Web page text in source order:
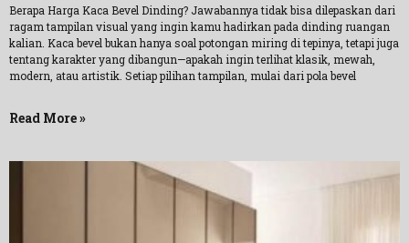
Berapa Harga Kaca Bevel Dinding? Jawabannya tidak bisa dilepaskan dari
ragam tampilan visual yang ingin kamu hadirkan pada dinding ruangan
kalian. Kaca bevel bukan hanya soal potongan miring di tepinya, tetapi juga
tentang karakter yang dibangun—apakah ingin terlihat klasik, mewah,
modern, atau artistik. Setiap pilihan tampilan, mulai dari pola bevel
Read More »